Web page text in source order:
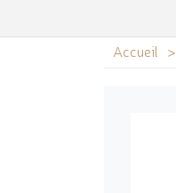
Accueil